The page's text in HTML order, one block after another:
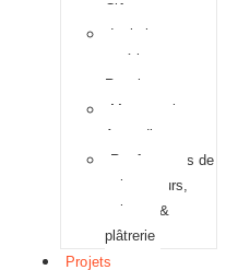
Clôtures
Isolation
extérieure &
Ravalement
Maçonnerie &
Agrandissement
Revêtements de
sols et murs,
peinture &
plâtrerie
Projets